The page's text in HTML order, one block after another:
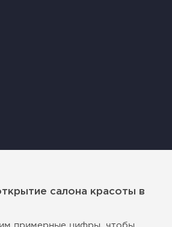
салона красоты в